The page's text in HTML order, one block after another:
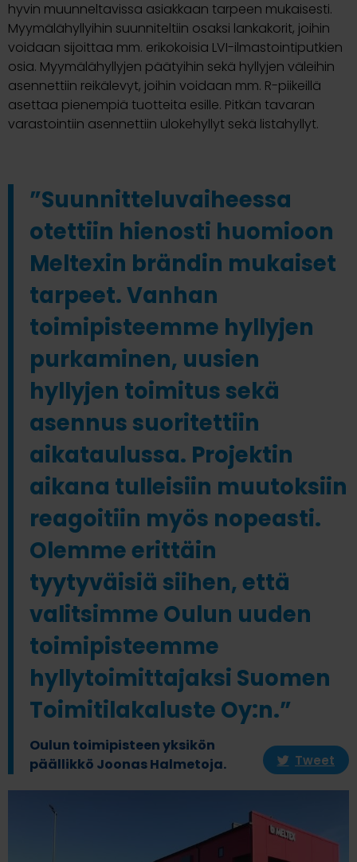
hyvin muunneltavissa asiakkaan tarpeen mukaisesti.
Myymälähyllyihin suunniteltiin osaksi lankakorit, joihin
voidaan sijoittaa mm. erikokoisia LVI-ilmastointiputkien
osia. Myymälähyllyjen päätyihin sekä hyllyjen väleihin
asennettiin reikälevyt, joihin voidaan mm. R-piikeillä
asettaa pienempiä tuotteita esille. Pitkän tavaran
varastointiin asennettiin ulokehyllyt sekä listahyllyt.
”Suunnitteluvaiheessa
otettiin hienosti huomioon
Meltexin brändin mukaiset
tarpeet. Vanhan
toimipisteemme hyllyjen
purkaminen, uusien
hyllyjen toimitus sekä
asennus suoritettiin
aikataulussa. Projektin
aikana tulleisiin muutoksiin
reagoitiin myös nopeasti.
Olemme erittäin
tyytyväisiä siihen, että
valitsimme Oulun uuden
toimipisteemme
hyllytoimittajaksi Suomen
Toimitilakaluste Oy:n.”
Oulun toimipisteen yksikön
päällikkö Joonas Halmetoja.
Tweet